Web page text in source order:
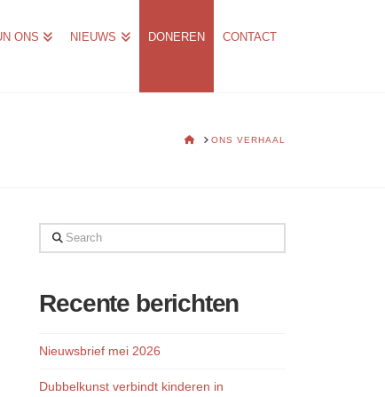
ONS NIEUWS DONEREN CONTACT
HOMEONS VERHAAL
Search
Recente berichten
Nieuwsbrief mei 2026
Dubbelkunst verbindt kinderen in